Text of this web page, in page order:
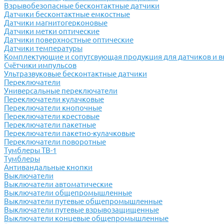
Взрывобезопасные бесконтактные датчики
Датчики бесконтактные емкостные
Датчики магнитогерконовые
Датчики метки оптические
Датчики поверхностные оптические
Датчики температуры
Комплектующие и сопутсвующая продукция для датчиков и
Счётчики импульсов
Ультразвуковые бесконтактные датчики
Переключатели
Универсальные переключатели
Переключатели кулачковые
Переключатели кнопочные
Переключатели крестовые
Переключатели пакетные
Переключатели пакетно-кулачковые
Переключатели поворотные
Тумблеры ТВ-1
Тумблеры
Антивандальные кнопки
Выключатели
Выключатели автоматические
Выключатели общепромышленные
Выключатели путевые общепромышленные
Выключатели путевые взрывозащищенные
Выключатели концевые общепромышленные